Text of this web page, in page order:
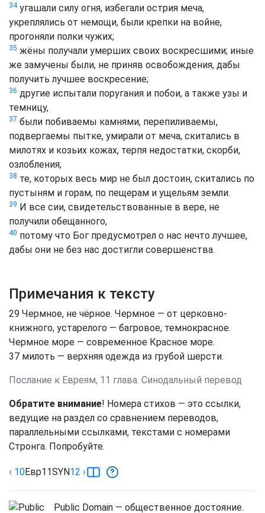
34угашали силу огня, избегали острия меча,
укреплялись от немощи, были крепки на войне,
прогоняли полки чужих;
35 жёны получали умерших своих воскресшими; иные
же замучены были, не приняв освобождения, дабы
получить лучшее воскресение;
36 другие испытали поругания и побои, а также узы и
темницу,
37 были побиваемы камнями, перепиливаемы,
подвергаемы пытке, умирали от меча, скитались в
милотях и козьих кожах, терпя недостатки, скорби,
озлобления;
38 те, которых весь мир не был достоин, скитались по
пустыням и горам, по пещерам и ущельям земли.
39 И все сии, свидетельствованные в вере, не
получили обещанного,
40 потому что Бог предусмотрел о нас нечто лучшее,
дабы они не без нас достигли совершенства.
Примечания к тексту
29 Чермное, не чёрное. Чермное — от церковно-
книжного, устарелого — багровое, темнокрасное.
Чермное море — современное Красное море.
37 милоть — верхняя одежда из грубой шерсти.
Послание к Евреям, 11 глава. Синодальный перевод
Обратите внимание! Номера стихов — это ссылки,
ведущие на раздел со сравнением переводов,
параллельными ссылками, текстами с номерами
Стронга. Попробуйте.
‹ 10Евр11SYN12 ›
Public Domain — общественное достояние.